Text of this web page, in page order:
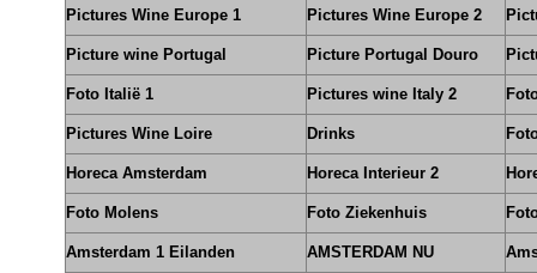
Pictures Wine Europe 1 Pictures Wine Europe 2
Picture wine Portugal Picture Portugal Douro
Foto Italië 1 Pictures wine Italy 2
Pictures Wine Loire Drinks
Horeca Amsterdam Horeca Interieur 2
Foto Molens Foto Ziekenhuis
Amsterdam 1 Eilanden AMSTERDAM NU